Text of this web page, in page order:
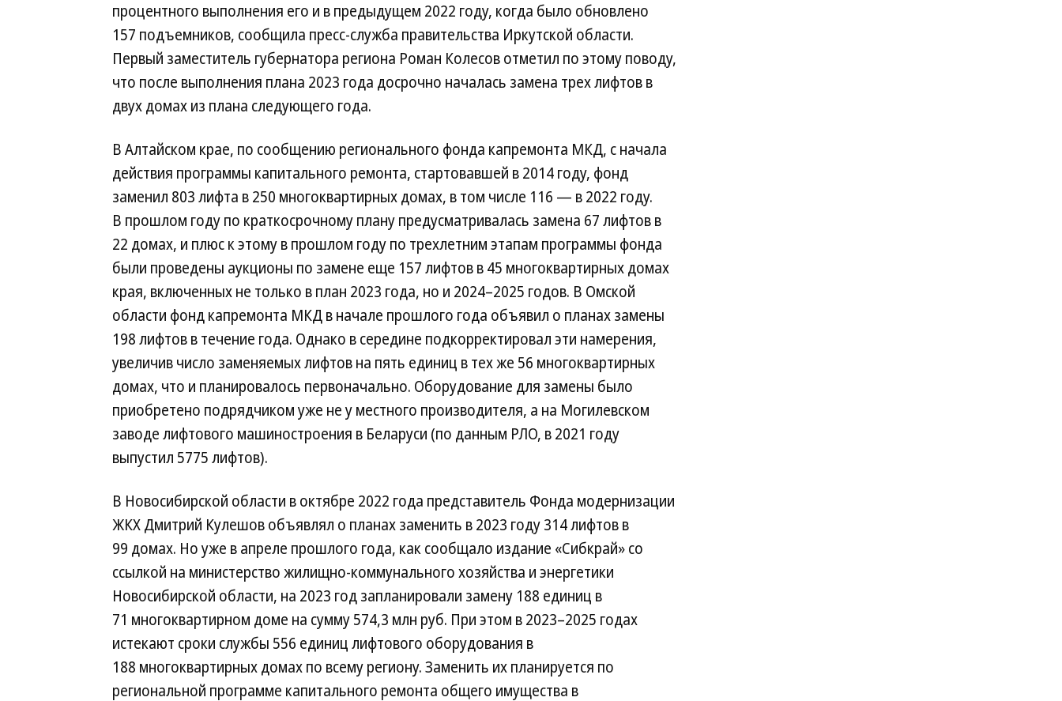
процентного выполнения его и в предыдущем 2022 году, когда было обновлено
157 подъемников, сообщила пресс-служба правительства Иркутской области.
Первый заместитель губернатора региона Роман Колесов отметил по этому поводу,
что после выполнения плана 2023 года досрочно началась замена трех лифтов в
двух домах из плана следующего года.
В Алтайском крае, по сообщению регионального фонда капремонта МКД, с начала
действия программы капитального ремонта, стартовавшей в 2014 году, фонд
заменил 803 лифта в 250 многоквартирных домах, в том числе 116 — в 2022 году.
В прошлом году по краткосрочному плану предусматривалась замена 67 лифтов в
22 домах, и плюс к этому в прошлом году по трехлетним этапам программы фонда
были проведены аукционы по замене еще 157 лифтов в 45 многоквартирных домах
края, включенных не только в план 2023 года, но и 2024–2025 годов. В Омской
области фонд капремонта МКД в начале прошлого года объ­явил о планах замены
198 лифтов в течение года. Однако в середине подкорректировал эти намерения,
увеличив число заменяемых лифтов на пять единиц в тех же 56 многоквартирных
домах, что и планировалось первоначально. Оборудование для замены было
приобретено подрядчиком уже не у местного производителя, а на Могилевском
заводе лифтового машиностроения в Беларуси (по данным РЛО, в 2021 году
выпустил 5775 лифтов).
В Новосибирской области в октябре 2022 года представитель Фонда модернизации
ЖКХ Дмитрий Кулешов объявлял о планах заменить в 2023 году 314 лифтов в
99 домах. Но уже в апреле прошлого года, как сообщало издание «Сибкрай» со
ссылкой на министерство жилищно-коммунального хозяйства и энергетики
Новосибирской области, на 2023 год запланировали замену 188 единиц в
71 многоквартирном доме на сумму 574,3 млн руб. При этом в 2023–2025 годах
истекают сроки службы 556 единиц лифтового оборудования в
188 многоквартирных домах по всему региону. Заменить их планируется по
региональной программе капитального ремонта общего имущества в